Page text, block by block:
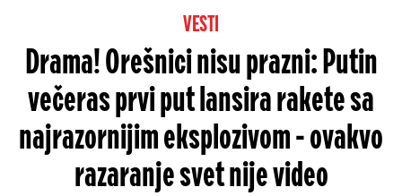
VESTI
Drama! Orešnici nisu prazni: Putin
večeras prvi put lansira rakete sa
najrazornijim eksplozivom - ovakvo
razaranje svet nije video